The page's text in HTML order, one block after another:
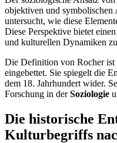
objektiven und
untersucht, wie diese
Diese Perspektive bietet
und kulturellen Dynamiken
Die Definition von Rocher ist
eingebettet. Sie spiegelt die
dem 18. Jahrhundert wider.
Forschung in derSoziologie
Die historische
Kulturbegriffs